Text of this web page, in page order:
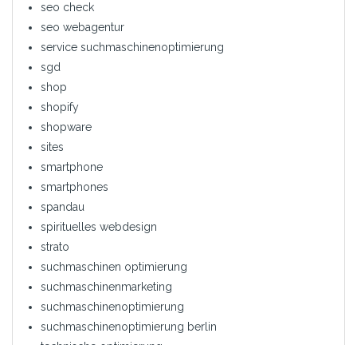
seo check
seo webagentur
service suchmaschinenoptimierung
sgd
shop
shopify
shopware
sites
smartphone
smartphones
spandau
spirituelles webdesign
strato
suchmaschinen optimierung
suchmaschinenmarketing
suchmaschinenoptimierung
suchmaschinenoptimierung berlin